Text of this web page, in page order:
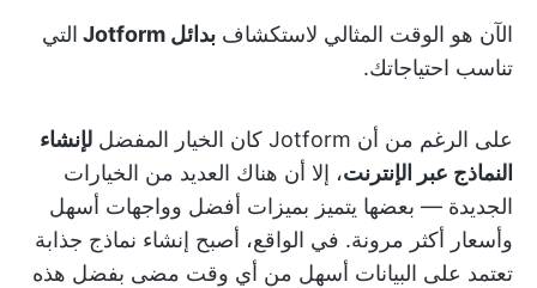
الآن هو الوقت المثالي لاستكشاف بدائل Jotform
التي
تناسب احتياجاتك.
على الرغم من أن Jotform كان الخيار المفضل
لإنشاء
النماذج عبر الإنترنت، إلا أن هناك العديد من الخيارات
الجديدة — بعضها يتميز بميزات أفضل وواجهات أسهل
وأسعار أكثر مرونة. في الواقع، أصبح إنشاء نماذج جذابة
تعتمد على البيانات أسهل من أي وقت مضى بفضل هذه